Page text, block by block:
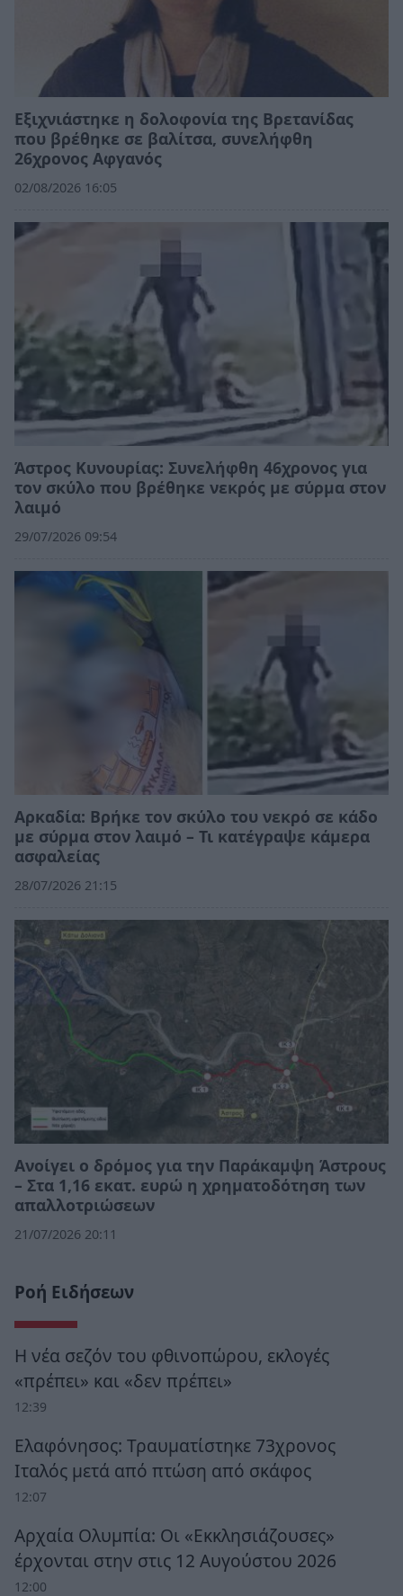
Εξιχνιάστηκε η δολοφονία της Βρετανίδας
που βρέθηκε σε βαλίτσα, συνελήφθη
26χρονος Αφγανός
02/08/2026 16:05
Άστρος Κυνουρίας: Συνελήφθη 46χρονος για
τον σκύλο που βρέθηκε νεκρός με σύρμα στον
λαιμό
29/07/2026 09:54
Αρκαδία: Βρήκε τον σκύλο του νεκρό σε κάδο
με σύρμα στον λαιμό – Τι κατέγραψε κάμερα
ασφαλείας
28/07/2026 21:15
Ανοίγει ο δρόμος για την Παράκαμψη Άστρους
– Στα 1,16 εκατ. ευρώ η χρηματοδότηση των
απαλλοτριώσεων
21/07/2026 20:11
Ροή Ειδήσεων
Η νέα σεζόν του φθινοπώρου, εκλογές
«πρέπει» και «δεν πρέπει»
12:39
Ελαφόνησος: Τραυματίστηκε 73χρονος
Ιταλός μετά από πτώση από σκάφος
12:07
Αρχαία Ολυμπία: Οι «Εκκλησιάζουσες»
έρχονται στην στις 12 Αυγούστου 2026
12:00